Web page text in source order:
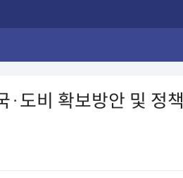
도비 확보방안 및 정책